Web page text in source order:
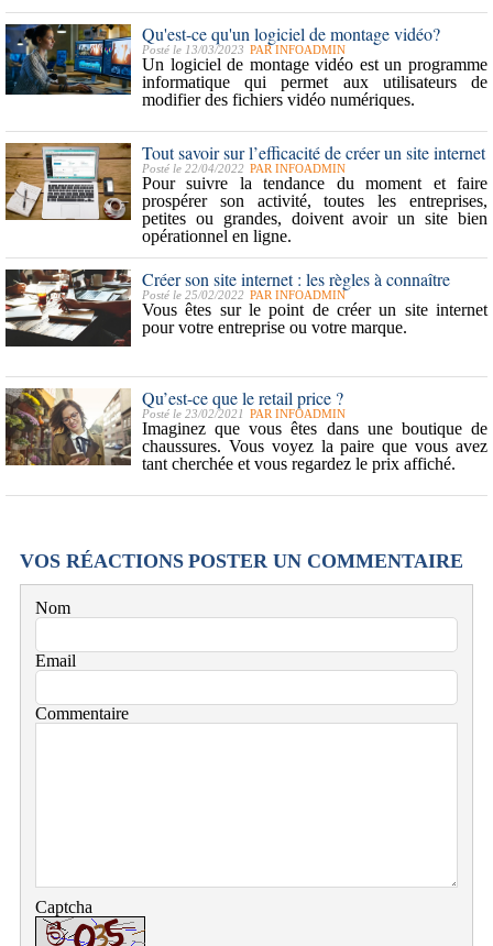
Qu'est-ce qu'un logiciel de montage vidéo?
Posté le 13/03/2023 PARINFOADMIN
Un logiciel de montage vidéo est un programme
informatique qui permet aux utilisateurs de
modifier des fichiers vidéo numériques.
Tout savoir sur l’efficacité de créer un site internet
Posté le 22/04/2022 PAR INFOADMIN
Pour suivre la tendance du moment et faire
prospérer son activité, toutes les entreprises,
petites ou grandes, doivent avoir un site bien
opérationnel en ligne.
Créer son site internet : les règles à connaître
Posté le 25/02/2022 PAR INFOADMIN
Vous êtes sur le point de créer un site internet
pour votre entreprise ou votre marque.
Qu’est-ce que le retail price ?
Posté le 23/02/2021 PAR INFOADMIN
Imaginez que vous êtes dans une boutique de
chaussures. Vous voyez la paire que vous avez
tant cherchée et vous regardez le prix affiché.
VOS RÉACTIONS POSTER UN COMMENTAIRE
Nom
Email
Commentaire
Captcha